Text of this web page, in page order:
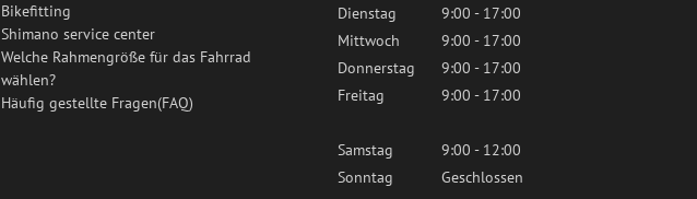
Bikefitting
Shimano service center
Welche Rahmengröße für das Fahrrad
wählen?
Häufig gestellte Fragen(FAQ)
Dienstag
9:00 - 17:00
Mittwoch
9:00 - 17:00
Donnerstag
9:00 - 17:00
Freitag
9:00 - 17:00
Samstag
9:00 - 12:00
Sonntag
Geschlossen